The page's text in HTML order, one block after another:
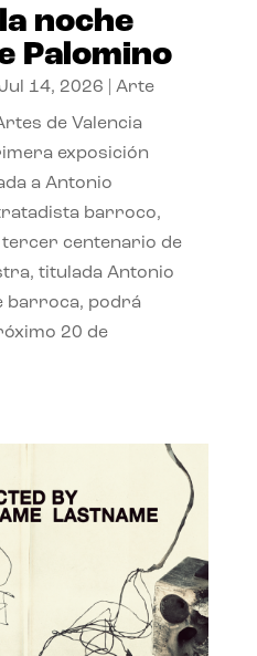
noche
Palomino
Jul 14, 2026 Arte
de Valencia
exposición
a Antonio
barroco,
tercer centenario de
titulada Antonio
barroca, podrá
20 de